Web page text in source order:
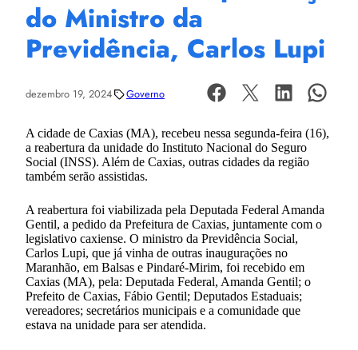
do Ministro da
Previdência, Carlos Lupi
dezembro 19, 2024 Governo
A cidade de Caxias (MA), recebeu nessa segunda-feira (16),
a reabertura da unidade do Instituto Nacional do Seguro
Social (INSS). Além de Caxias, outras cidades da região
também serão assistidas.
A reabertura foi viabilizada pela Deputada Federal Amanda
Gentil, a pedido da Prefeitura de Caxias, juntamente com o
legislativo caxiense. O ministro da Previdência Social,
Carlos Lupi, que já vinha de outras inaugurações no
Maranhão, em Balsas e Pindaré-Mirim, foi recebido em
Caxias (MA), pela: Deputada Federal, Amanda Gentil; o
Prefeito de Caxias, Fábio Gentil; Deputados Estaduais;
vereadores; secretários municipais e a comunidade que
estava na unidade para ser atendida.